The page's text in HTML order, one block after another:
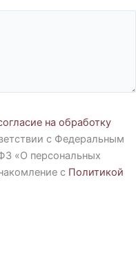
на обработку
с Федеральным
«О персональных
с Политикой